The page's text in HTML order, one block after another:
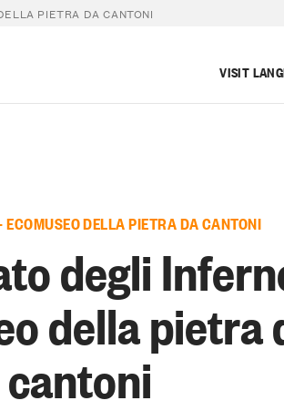
PIETRA DA CANTONI
VISIT
DELLA PIETRA DA CANTONI
degli
della pietra
cantoni